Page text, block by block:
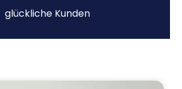
glückliche Kunden